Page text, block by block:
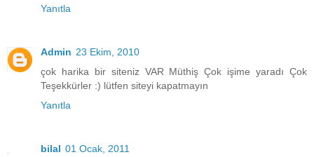
Yanıtla
Admin 23 Ekim, 2010
çok harika bir siteniz VAR Müthiş Çok işime yaradı Çok
Teşekkürler :) lütfen siteyi kapatmayın
Yanıtla
bilal 01 Ocak, 2011